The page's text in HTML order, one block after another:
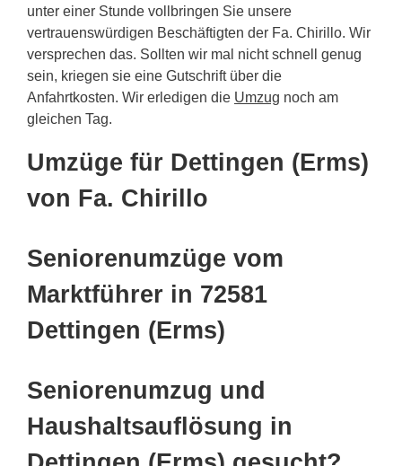
unter einer Stunde vollbringen Sie unsere
vertrauenswürdigen Beschäftigten der Fa. Chirillo. Wir
versprechen das. Sollten wir mal nicht schnell genug
sein, kriegen sie eine Gutschrift über die
Anfahrtkosten. Wir erledigen die Umzug noch am
gleichen Tag.
Umzüge für Dettingen (Erms)
von Fa. Chirillo
Seniorenumzüge vom
Marktführer in 72581
Dettingen (Erms)
Seniorenumzug und
Haushaltsauflösung in